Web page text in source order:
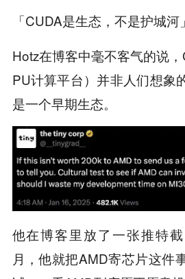
「CUDA是生态，不是护城河
Hotz在博客中毫不客气的说
PU计算平台）并非人们想象
是一个早期生态。
他在博客里放了一张推特
月，他就把AMD寄芯片这件